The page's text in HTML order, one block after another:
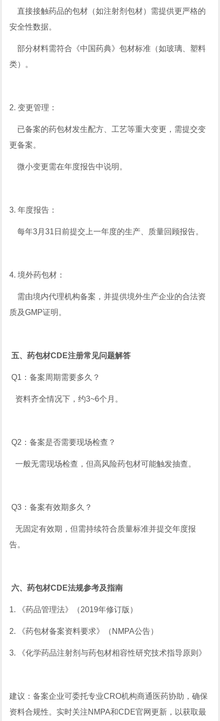
直接接触药品的包材（如注射剂包材）需提供更严格的
安全性数据。
部分材料需符合《中国药典》包材标准（如玻璃、塑料
类）。
2. 变更管理：
已备案的药包材发生配方、工艺等重大变更，需提交变
更备案。
微小变更需在年度报告中说明。
3. 年度报告：
每年3月31日前提交上一年度的生产、质量回顾报告。
4. 境外药包材：
需由境内代理机构备案，并提供境外生产企业的合法资
质及GMP证明。
五、药包材CDE注册常见问题解答
Q1：备案周期需要多久？
资料齐全情况下，约3~6个月。
Q2：备案是否需要现场检查？
一般无需现场检查，但高风险药包材可能触发抽查。
Q3：备案有效期多久？
无固定有效期，但需持续符合质量标准并提交年度报
告。
六、药包材CDE法规参考及指南
1. 《药品管理法》（2019年修订版）
2. 《药包材备案资料要求》（NMPA公告）
3. 《化学药品注射剂与药包材相容性研究技术指导原则》
建议：备案企业可委托专业CRO机构商通医药协助，确保
资料合规性。实时关注NMPA和CDE官网更新，以获取最